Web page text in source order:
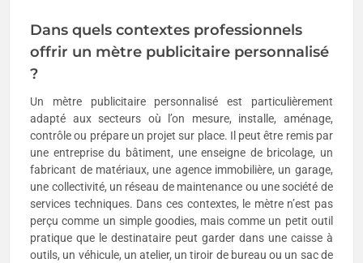
Dans quels contextes professionnels
offrir un mètre publicitaire personnalisé
?
Un mètre publicitaire personnalisé est particulièrement
adapté aux secteurs où l’on mesure, installe, aménage,
contrôle ou prépare un projet sur place. Il peut être remis par
une entreprise du bâtiment, une enseigne de bricolage, un
fabricant de matériaux, une agence immobilière, un garage,
une collectivité, un réseau de maintenance ou une société de
services techniques. Dans ces contextes, le mètre n’est pas
perçu comme un simple goodies, mais comme un petit outil
pratique que le destinataire peut garder dans une caisse à
outils, un véhicule, un atelier, un tiroir de bureau ou un sac de